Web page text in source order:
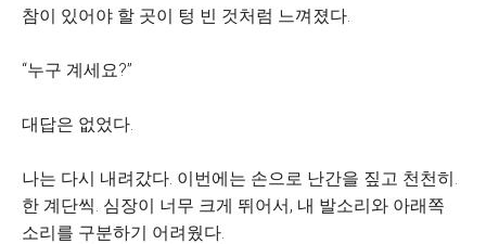
참이 있어야 할 곳이 텅 빈 것처럼 느껴졌다.
“누구 계세요?”
대답은 없었다.
나는 다시 내려갔다. 이번에는 손으로 난간을 짚고 천천히.
한 계단씩. 심장이 너무 크게 뛰어서, 내 발소리와 아래쪽
소리를 구분하기 어려웠다.